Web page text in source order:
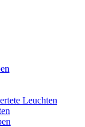
Leuchten